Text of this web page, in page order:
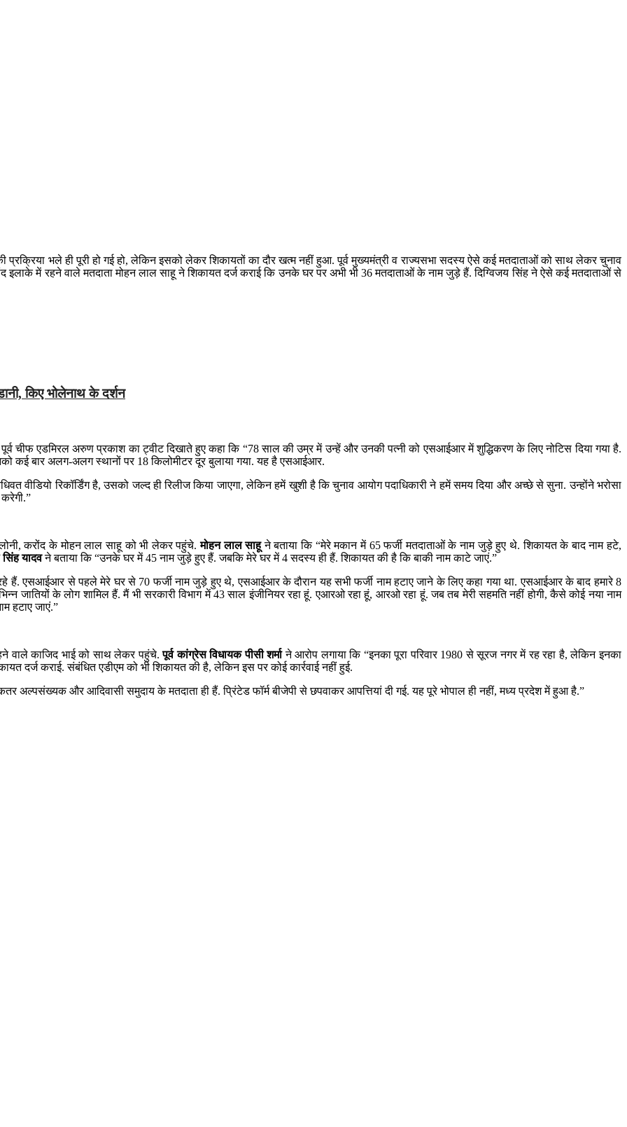
भले ही पूरी हो गई हो, लेकिन इसको लेकर शिकायतों का दौर खत्म नहीं हुआ. पूर्व मुख्यमंत्री व राज्यसभा सदस्य ऐसे कई मतदाताओं को साथ लेकर चुनाव
में रहने वाले मतदाता मोहन लाल साहू ने शिकायत दर्ज कराई कि उनके घर पर अभी भी 36 मतदाताओं के नाम जुड़े हैं. दिग्विजय सिंह ने ऐसे कई मतदाताओं से
किए भोलेनाथ के दर्शन
चीफ एडमिरल अरुण प्रकाश का ट्वीट दिखाते हुए कहा कि “78 साल की उम्र में उन्हें और उनकी पत्नी को एसआईआर में शुद्धिकरण के लिए नोटिस दिया गया है.
कई बार अलग-अलग स्थानों पर 18 किलोमीटर दूर बुलाया गया. यह है एसआईआर.
वीडियो रिकॉर्डिंग है, उसको जल्द ही रिलीज किया जाएगा, लेकिन हमें खुशी है कि चुनाव आयोग पदाधिकारी ने हमें समय दिया और अच्छे से सुना. उन्होंने भरोसा
करोंद के मोहन लाल साहू को भी लेकर पहुंचे.मोहन लाल साहूने बताया कि “मेरे मकान में 65 फर्जी मतदाताओं के नाम जुड़े हुए थे. शिकायत के बाद नाम हटे,
यादवने बताया कि “उनके घर में 45 नाम जुड़े हुए हैं. जबकि मेरे घर में 4 सदस्य ही हैं. शिकायत की है कि बाकी नाम काटे जाएं.”
हैं. एसआईआर से पहले मेरे घर से 70 फर्जी नाम जुड़े हुए थे, एसआईआर के दौरान यह सभी फर्जी नाम हटाए जाने के लिए कहा गया था. एसआईआर के बाद हमारे 8
जातियों के लोग शामिल हैं. मैं भी सरकारी विभाग में 43 साल इंजीनियर रहा हूं. एआरओ रहा हूं, आरओ रहा हूं. जब तब मेरी सहमति नहीं होगी, कैसे कोई नया नाम
हटाए जाएं.”
वाले काजिद भाई को साथ लेकर पहुंचे.पूर्व कांग्रेस विधायक पीसी शर्माने आरोप लगाया कि “इनका पूरा परिवार 1980 से सूरज नगर में रह रहा है, लेकिन इनका
दर्ज कराई. संबंधित एडीएम को भी शिकायत की है, लेकिन इस पर कोई कार्रवाई नहीं हुई.
अल्पसंख्यक और आदिवासी समुदाय के मतदाता ही हैं. प्रिंटेड फॉर्म बीजेपी से छपवाकर आपत्तियां दी गई. यह पूरे भोपाल ही नहीं, मध्य प्रदेश में हुआ है.”